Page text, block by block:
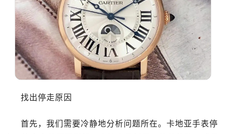
找出停走原因
首先，我们需要冷静地分析问题所在。卡地亚手表停